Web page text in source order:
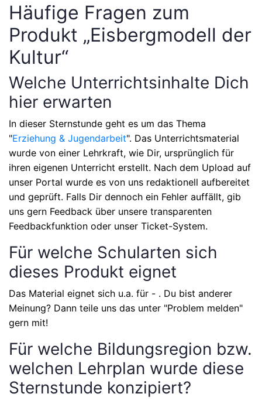
Häufige Fragen zum
Produkt „Eisbergmodell der
Kultur“
Welche Unterrichtsinhalte Dich
hier erwarten
In dieser Sternstunde geht es um das Thema
"Erziehung & Jugendarbeit". Das Unterrichtsmaterial
wurde von einer Lehrkraft, wie Dir, ursprünglich für
ihren eigenen Unterricht erstellt. Nach dem Upload auf
unser Portal wurde es von uns redaktionell aufbereitet
und geprüft. Falls Dir dennoch ein Fehler auffällt, gib
uns gern Feedback über unsere transparenten
Feedbackfunktion oder unser Ticket-System.
Für welche Schularten sich
dieses Produkt eignet
Das Material eignet sich u.a. für - . Du bist anderer
Meinung? Dann teile uns das unter "Problem melden"
gern mit!
Für welche Bildungsregion bzw.
welchen Lehrplan wurde diese
Sternstunde konzipiert?